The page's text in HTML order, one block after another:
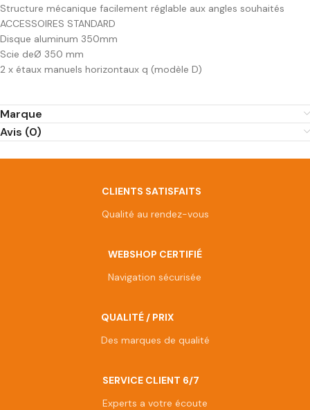
Structure mécanique facilement réglable aux angles souhaités
ACCESSOIRES STANDARD
Disque aluminum 350mm
Scie deØ 350 mm
2 x étaux manuels horizontaux q (modèle D)
Marque
Avis (0)
CLIENTS SATISFAITS
Qualité au rendez-vous
WEBSHOP CERTIFIÉ
Navigation sécurisée
QUALITÉ / PRIX
Des marques de qualité
SERVICE CLIENT 6/7
Experts a votre écoute